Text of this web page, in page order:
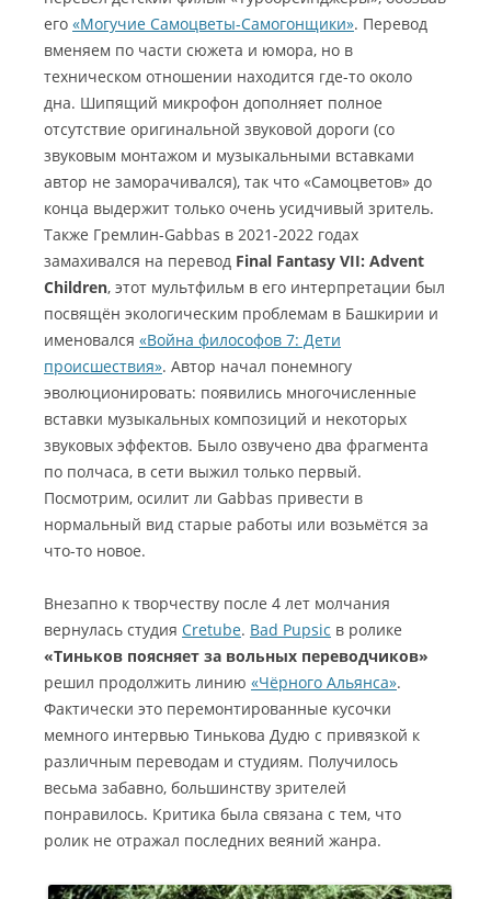
его «Могучие Самоцветы-Самогонщики». Перевод
вменяем по части сюжета и юмора, но в
техническом отношении находится где-то около
дна. Шипящий микрофон дополняет полное
отсутствие оригинальной звуковой дороги (со
звуковым монтажом и музыкальными вставками
автор не заморачивался), так что «Самоцветов» до
конца выдержит только очень усидчивый зритель.
Также Гремлин-Gabbas в 2021-2022 годах
замахивался на перевод Final Fantasy VII: Advent
Children, этот мультфильм в его интерпретации был
посвящён экологическим проблемам в Башкирии и
именовался «Война философов 7: Дети
происшествия». Автор начал понемногу
эволюционировать: появились многочисленные
вставки музыкальных композиций и некоторых
звуковых эффектов. Было озвучено два фрагмента
по полчаса, в сети выжил только первый.
Посмотрим, осилит ли Gabbas привести в
нормальный вид старые работы или возьмётся за
что-то новое.
Внезапно к творчеству после 4 лет молчания
вернулась студия Cretube. Bad Pupsic в ролике
«Тиньков поясняет за вольных переводчиков»
решил продолжить линию «Чёрного Альянса».
Фактически это перемонтированные кусочки
мемного интервью Тинькова Дудю с привязкой к
различным переводам и студиям. Получилось
весьма забавно, большинству зрителей
понравилось. Критика была связана с тем, что
ролик не отражал последних веяний жанра.